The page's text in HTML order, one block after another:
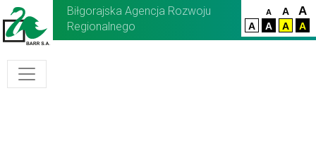
Biłgorajska Agencja Rozwoju
Regionalnego
A A A
A A A A